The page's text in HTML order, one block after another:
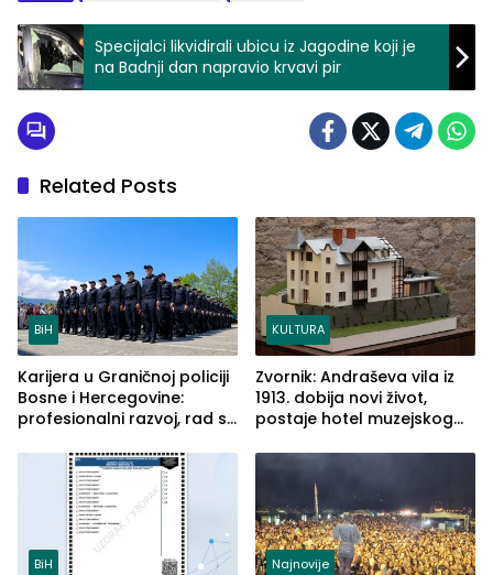
Specijalci likvidirali ubicu iz Jagodine koji je
na Badnji dan napravio krvavi pir
Related Posts
BiH
Karijera u Graničnoj policiji
Bosne i Hercegovine:
profesionalni razvoj, rad sa
služba građanima
KULTURA
Zvornik: Andraševa vila iz
1913. dobija novi život,
postaje hotel muzejskog
BiH Najnovije